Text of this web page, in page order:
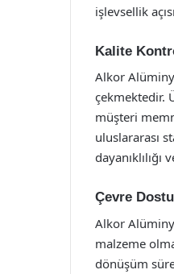
işlevsellik
Kalite
Alkor
çekmektedir.
müşteri
uluslararası
Çevre
Alkor
malzeme
dönüşüm